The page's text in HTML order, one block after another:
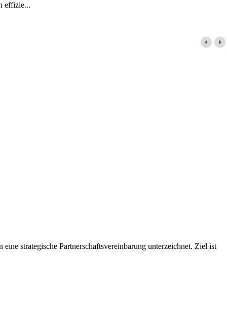
effizie...
strategische Partnerschaftsvereinbarung unterzeichnet. Ziel ist